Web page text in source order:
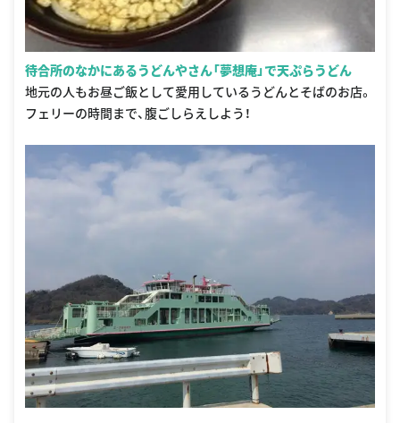
待合所のなかにあるうどんやさん「夢想庵」で天ぷらうどん
地元の人もお昼ご飯として愛用しているうどんとそばのお店。
フェリーの時間まで、腹ごしらえしよう！